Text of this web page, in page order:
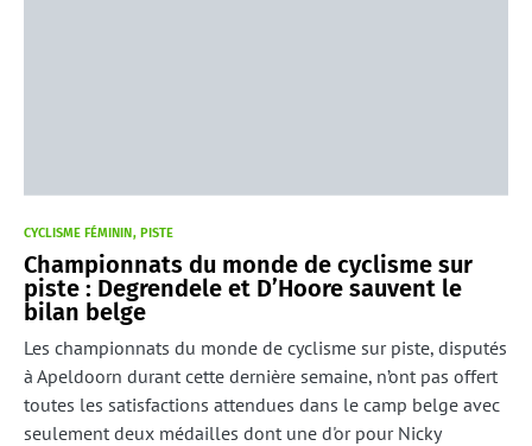
CYCLISME FÉMININ PISTE
Championnats du monde de cyclisme sur
piste : Degrendele et D’Hoore sauvent le
bilan belge
Les championnats du monde de cyclisme sur piste, disputés
à Apeldoorn durant cette dernière semaine, n’ont pas offert
toutes les satisfactions attendues dans le camp belge avec
seulement deux médailles dont une d'or pour Nicky